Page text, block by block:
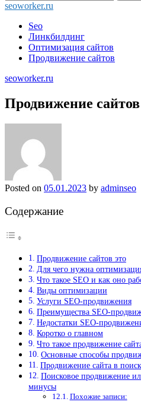
seoworker.ru
Seo
Линкбилдинг
Оптимизация сайтов
Продвижение сайтов
seoworker.ru
Продвижение сайтов
Posted on 05.01.2023 by adminseo
Содержание
Продвижение сайтов это
Для чего нужна
Что такое SEO и как оно
Виды оптимизации
Услуги SEO-продвижения
Преимущества SEO-
Недостатки SEO-
Коротко о главном
Что такое продвижение
Основные способы
Продвижение сайта в
Поисковое продвижение
минусы
Похожие записи: